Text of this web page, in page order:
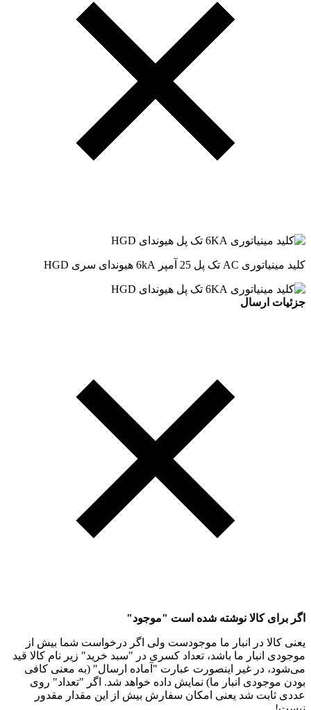
کلید مینیاتوری AC تک پل 25 آمپر 6kA هیوندای سری HGD
جزئیات ارسال
اگر برای کالا نوشته شده است "موجود"
یعنی کالا در انبار ما موجودست ولی اگر درخواست شما بیش از
موجودی انبار ما باشد، تعداد کسری در "سبد خرید" زیر نام کالا قید
می‌شود، در غیر اینصورت عبارت "آماده ارسال" (به معنی کافی
بودن موجودی انبار ما) نمایش داده خواهد شد. اگر "تعداد" روی
عددی ثابت شد یعنی امکان سفارش بیش از این مقدار مقدور